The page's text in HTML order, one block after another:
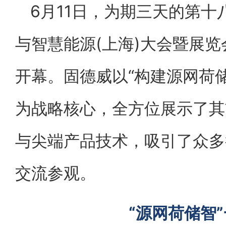
6月11日，为期三天的第
与智慧能源(上海)大会暨展
开幕。固德威以“构建源网荷
为战略核心，全方位展示了
与尖端产品技术，吸引了众
交流参观。
“源网荷储智